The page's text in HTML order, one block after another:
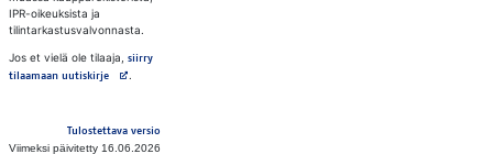
IPR-oikeuksista ja
tilintarkastusvalvonnasta.
Jos et vielä ole tilaaja,
siirry
tilaamaan uutiskirjeAvautuu uuteen välilehteen
.
Tulostettava versio
Viimeksi päivitetty 16.06.2026